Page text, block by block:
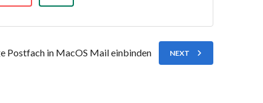
Postfach in MacOS Mail einbinden NEXT